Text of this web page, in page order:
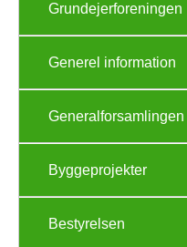
Grundejerforeningen
Generel information
Generalforsamlingen
Byggeprojekter
Bestyrelsen